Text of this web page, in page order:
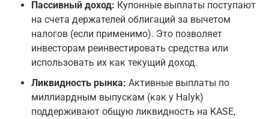
Пассивный доход: Купонные выплаты поступают
на счета держателей облигаций за вычетом
налогов (если применимо). Это позволяет
инвесторам реинвестировать средства или
использовать их как текущий доход.
Ликвидность рынка: Активные выплаты по
миллиардным выпускам (как у Halyk)
поддерживают общую ликвидность на KASE,